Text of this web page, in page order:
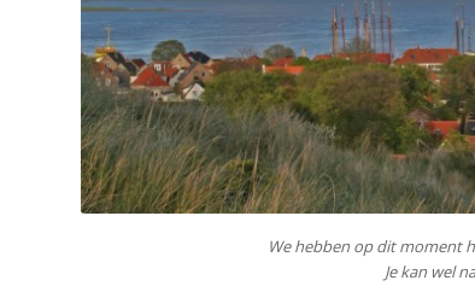
We hebben op dit moment
Je kan wel